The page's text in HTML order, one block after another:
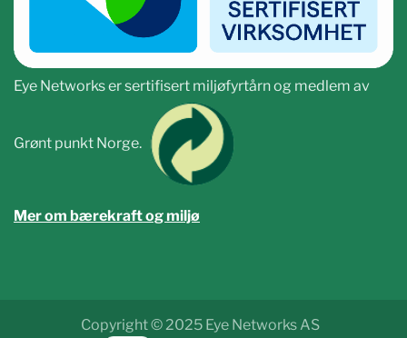
Eye Networks er sertifisert miljøfyrtårn og medlem av
Grønt punkt Norge.
Mer om bærekraft og miljø
Copyright © 2025 Eye Networks AS